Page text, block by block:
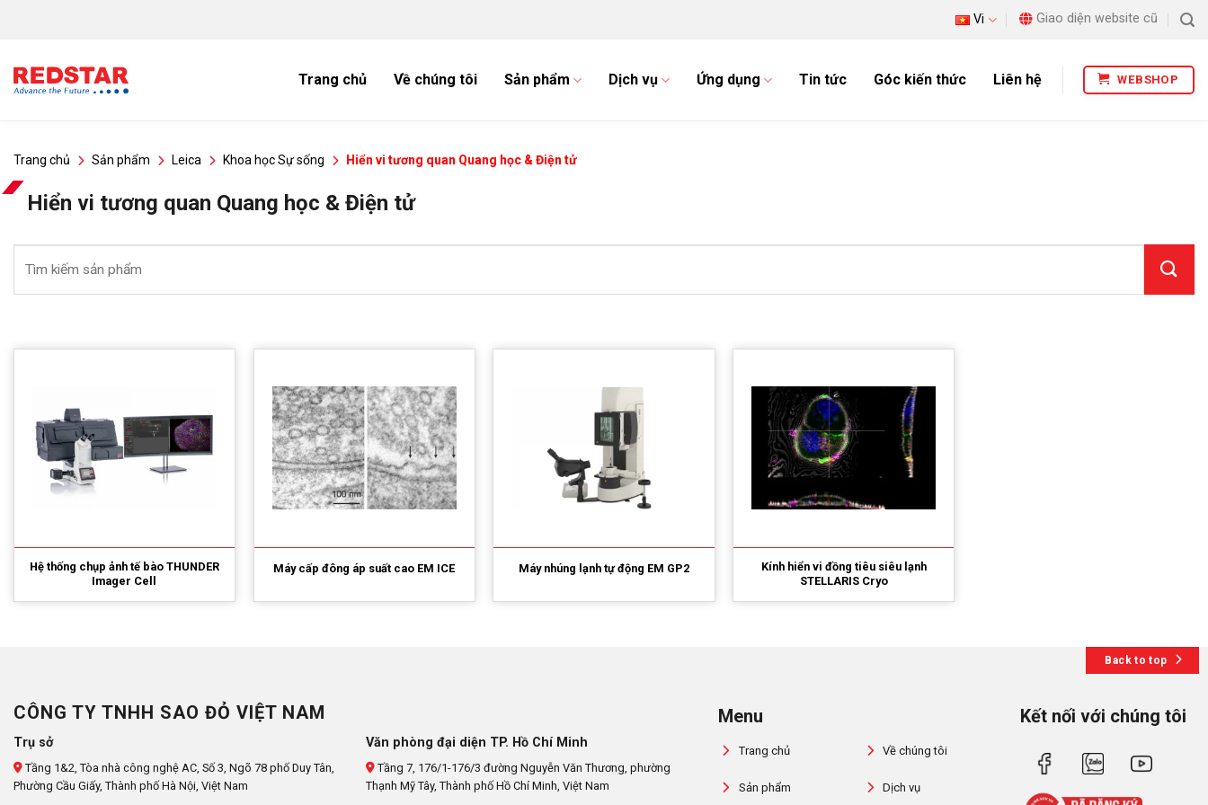
dung
Vi Giao diện website cũ
Trang chủ Về chúng tôi Sản phẩm Dịch vụ Ứng dụng Tin tức Góc kiến thức Liên hệ WEBSHOP
Trang chủ Sản phẩm Leica Khoa học Sự sống Hiển vi tương quan Quang học & Điện tử
Hiển vi tương quan Quang học & Điện tử
kiếm:
Hệ thống chụp ảnh tế bào THUNDER
Imager Cell
Máy cấp đông áp suất cao EM ICE Máy nhúng lạnh tự động EM GP2
Kính hiển vi đồng tiêu siêu lạnh
STELLARIS Cryo
Back to top
CÔNG TY TNHH SAO ĐỎ VIỆT NAM
Trụ sở
Tầng 1&2, Tòa nhà công nghệ AC, Số 3, Ngõ 78 phố Duy Tân,
Phường Cầu Giấy, Thành phố Hà Nội, Việt Nam
Văn phòng đại diện TP. Hồ Chí Minh
Tầng 7, 176/1-176/3 đường Nguyễn Văn Thương, phường
Thạnh Mỹ Tây, Thành phố Hồ Chí Minh, Việt Nam
Menu
Trang chủ Về chúng tôi
Sản phẩm Dịch vụ
Kết nối với chúng tôi